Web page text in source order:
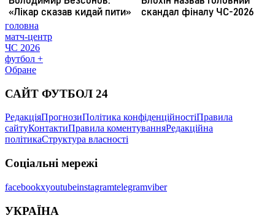
головна
матч-центр
ЧС 2026
футбол +
Обране
САЙТ ФУТБОЛ 24
РедакціяПрогнозиПолітика конфіденційностіПравила
сайтуКонтактиПравила коментуванняРедакційна
політикаСтруктура власності
Соціальні мережі
facebookxyoutubeinstagramtelegramviber
УКРАЇНА